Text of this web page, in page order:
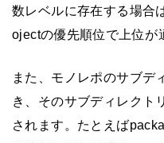
数レベルに存在する場合
ojectの優先順位で上位が
また、モノレポのサブデ
き、そのサブディレクト
されます。たとえば